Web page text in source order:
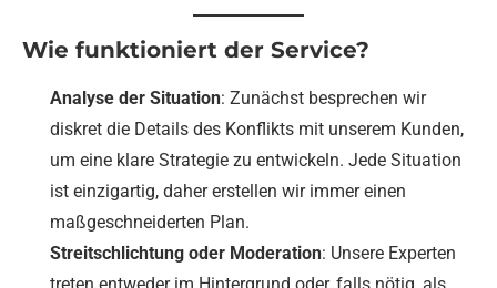
Wie funktioniert der Service?
Analyse der Situation: Zunächst besprechen wir
diskret die Details des Konflikts mit unserem Kunden,
um eine klare Strategie zu entwickeln. Jede Situation
ist einzigartig, daher erstellen wir immer einen
maßgeschneiderten Plan.
Streitschlichtung oder Moderation: Unsere Experten